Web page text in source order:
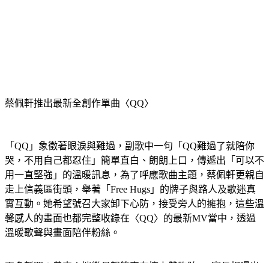
蔡佩軒推出最新全創作單曲〈QQ〉
「QQ」象徵著眼淚與難過，副歌中一句「QQ難過了就陪你
哭，不用自己都忍住」簡單直白、朗朗上口，傳遞出「可以不
用一直堅強」的溫暖訊息，為了呼應歌曲主題，蔡佩軒更親自
走上信義區街頭，舉著「Free Hugs」的牌子與路人及歌迷真
實互動。她希望號召大家卸下心防，接受旁人的擁抱，這些溫
馨感人的畫面也都完整收錄在〈QQ〉的最新MV當中，透過
溫暖歌聲與畫面陪伴粉絲。